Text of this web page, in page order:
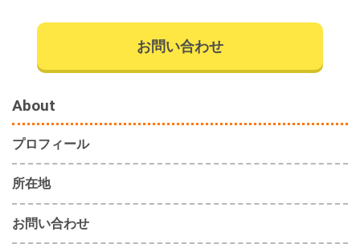
お問い合わせ
About
プロフィール
所在地
お問い合わせ